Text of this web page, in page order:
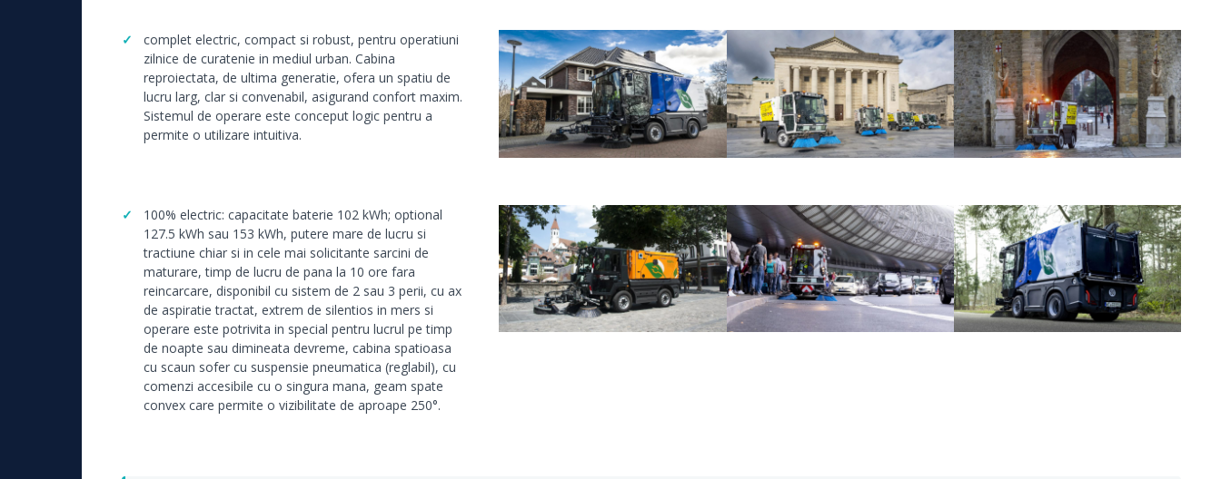
complet electric, compact si robust, pentru operatiuni
zilnice de curatenie in mediul urban. Cabina
reproiectata, de ultima generatie, ofera un spatiu de
lucru larg, clar si convenabil, asigurand confort maxim.
Sistemul de operare este conceput logic pentru a
permite o utilizare intuitiva.
100% electric: capacitate baterie 102 kWh; optional
127.5 kWh sau 153 kWh, putere mare de lucru si
tractiune chiar si in cele mai solicitante sarcini de
maturare, timp de lucru de pana la 10 ore fara
reincarcare, disponibil cu sistem de 2 sau 3 perii, cu ax
de aspiratie tractat, extrem de silentios in mers si
operare este potrivita in special pentru lucrul pe timp
de noapte sau dimineata devreme, cabina spatioasa
cu scaun sofer cu suspensie pneumatica (reglabil), cu
comenzi accesibile cu o singura mana, geam spate
convex care permite o vizibilitate de aproape 250°.